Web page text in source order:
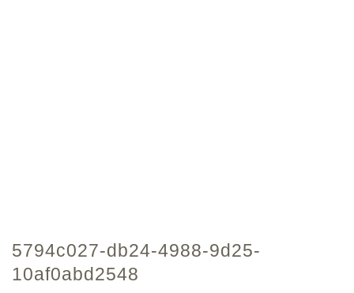
5794c027-db24-4988-9d25-
10af0abd2548